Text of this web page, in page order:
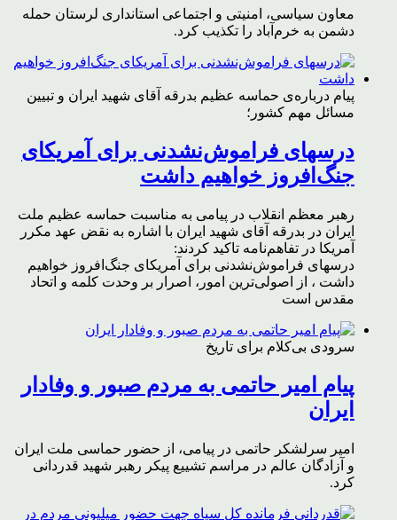
معاون سیاسی، امنیتی و اجتماعی استانداری لرستان حمله
دشمن به خرم‌آباد را تکذیب کرد.
پیام درباره‌ی حماسه عظیم بدرقه آقای شهید ایران و تبیین
مسائل مهم کشور؛
درسهای فراموش‌نشدنی برای آمریکای
جنگ‌افروز خواهیم داشت
رهبر معظم انقلاب در پیامی به مناسبت حماسه عظیم ملت
ایران در بدرقه آقای شهید ایران با اشاره به نقض عهد مکرر
آمریکا در تفاهم‌نامه تاکید کردند:
درسهای فراموش‌نشدنی برای آمریکای جنگ‌افروز خواهیم
داشت ، از اصولی‌ترین امور، اصرار بر وحدت کلمه و اتحاد
مقدس است
سرودی بی‌کلام برای تاریخ
پیام امیر حاتمی به مردم صبور و وفادار
ایران
امیر سرلشکر حاتمی در پیامی، از حضور حماسی ملت ایران
و آزادگان عالم در مراسم تشییع پیکر رهبر شهید قدردانی
کرد.